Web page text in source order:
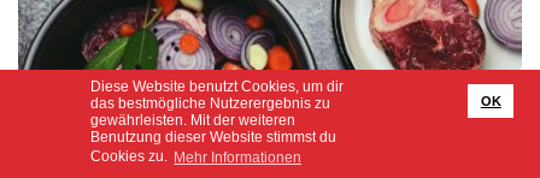
Diese Website benutzt Cookies, um dir
das bestmögliche Nutzerergebnis zu
gewährleisten. Mit der weiteren
Benutzung dieser Website stimmst du
Cookies zu. Mehr Informationen
OK